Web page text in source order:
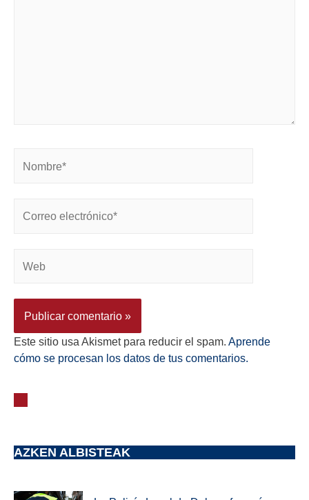
Este sitio usa Akismet para reducir el spam. Aprende
cómo se procesan los datos de tus comentarios.
AZKEN ALBISTEAK